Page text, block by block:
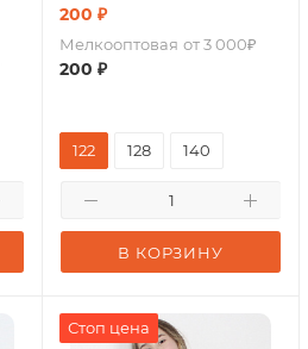
200 ₽
Мелкооптовая от 3 000₽
200 ₽
В КОРЗИНУ
122 128 140
Стоп цена